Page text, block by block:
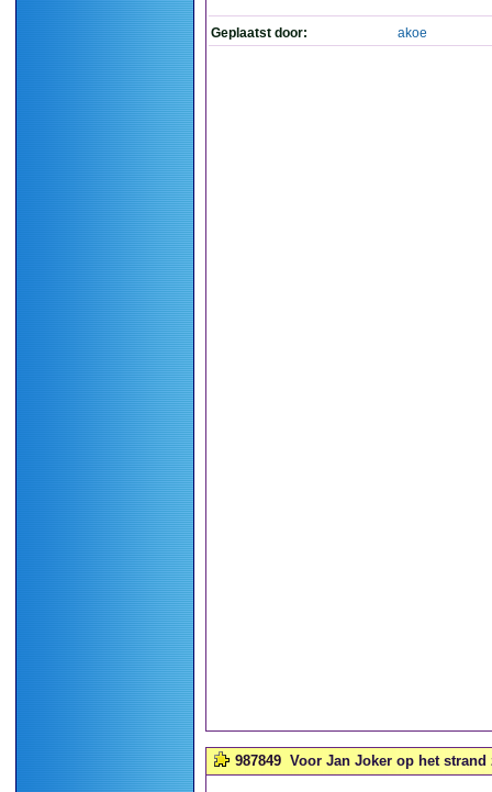
Geplaatst door: akoe
987849 Voor Jan Joker op het strand